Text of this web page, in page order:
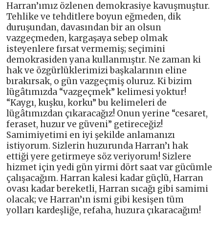
Harran’ımız özlenen demokrasiye kavuşmuştur.
Tehlike ve tehditlere boyun eğmeden, dik
duruşundan, davasından bir an olsun
vazgeçmeden, kargaşaya sebep olmak
isteyenlere fırsat vermemiş; seçimini
demokrasiden yana kullanmıştır. Ne zaman ki
hak ve özgürlüklerimizi başkalarının eline
bırakırsak, o gün vazgeçmiş oluruz. Ki bizim
lügâtımızda “vazgeçmek” kelimesi yoktur!
“Kaygı, kuşku, korku” bu kelimeleri de
lügâtımızdan çıkaracağız! Onun yerine “cesaret,
feraset, huzur ve güveni” getireceğiz!
Samimiyetimi en iyi şekilde anlamanızı
istiyorum. Sizlerin huzurunda Harran’ı hak
ettiği yere getirmeye söz veriyorum! Sizlere
hizmet için yedi gün yirmi dört saat var gücümle
çalışacağım. Harran kalesi kadar güçlü, Harran
ovası kadar bereketli, Harran sıcağı gibi samimi
olacak; ve Harran’ın ismi gibi kesişen tüm
yolları kardeşliğe, refaha, huzura çıkaracağım!